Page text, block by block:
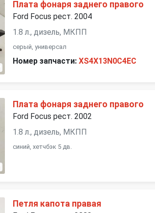
Плата фонаря заднего правого
Ford Focus рест. 2004
1.8 л., дизель, МКПП
серый, универсал
Номер запчасти: XS4X13N0C4EC
Плата фонаря заднего правого
Ford Focus рест. 2002
1.8 л., дизель, МКПП
синий, хетчбэк 5 дв.
Петля капота правая